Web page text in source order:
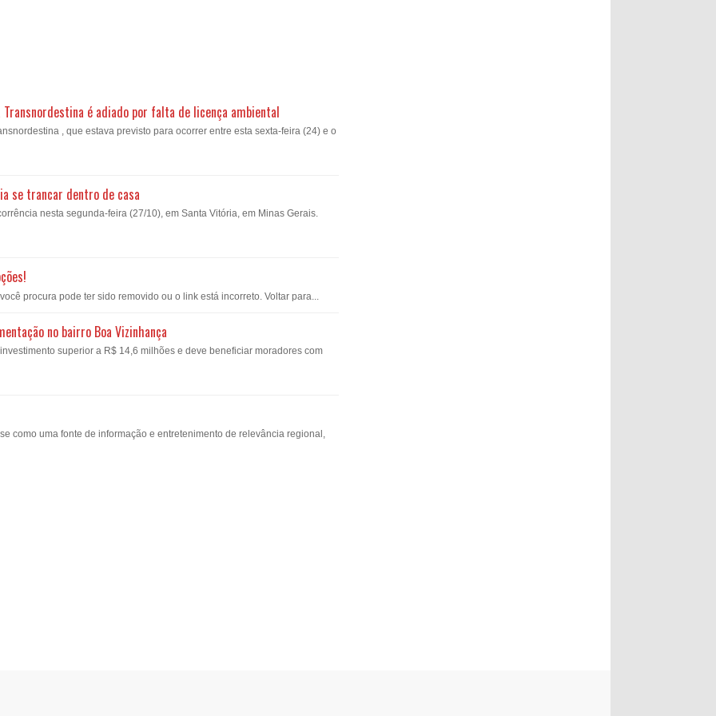
é adiado por falta de licença ambiental
, que estava previsto para ocorrer entre esta sexta-feira (24) e o
se trancar dentro de casa
nesta segunda-feira (27/10), em Santa Vitória, em Minas Gerais.
procura pode ter sido removido ou o link está incorreto. Voltar para...
no bairro Boa Vizinhança
superior a R$ 14,6 milhões e deve beneficiar moradores com
como uma fonte de informação e entretenimento de relevância regional,